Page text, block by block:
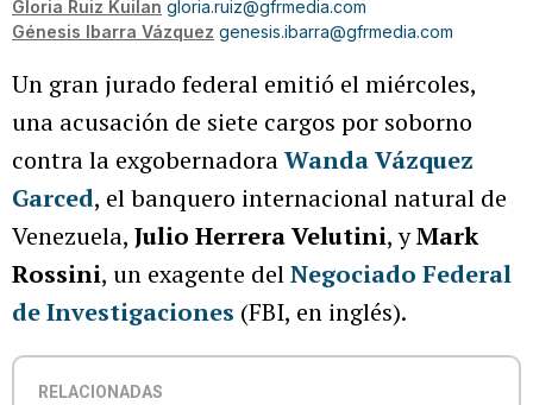
Gloria Ruiz Kuilan gloria.ruiz@gfrmedia.com
Génesis Ibarra Vázquez genesis.ibarra@gfrmedia.com
Un gran jurado federal emitió el miércoles,
una acusación de siete cargos por soborno
contra la exgobernadoraWanda Vázquez
Garced, el banquero internacional natural de
Venezuela, Julio Herrera Velutini, yMark
Rossini, un exagente delNegociado Federal
de Investigaciones (FBI, en inglés).
RELACIONADAS